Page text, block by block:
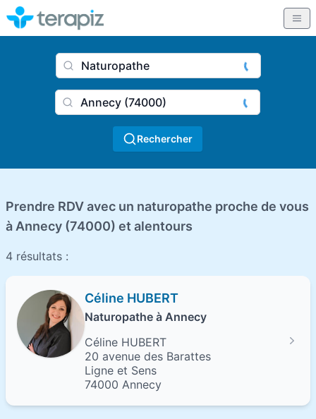
Nom du praticien, profession
Ville
Rechercher
Prendre RDV avec un naturopathe proche de vous
à Annecy (74000) et alentours
4 résultats :
Céline HUBERT
Naturopathe à Annecy
Céline HUBERT
20 avenue des Barattes
Ligne et Sens
74000 Annecy